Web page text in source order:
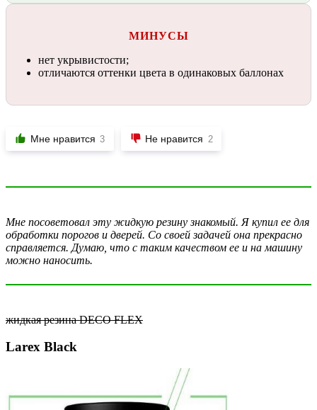
МИНУСЫ
нет укрывистости;
отличаются оттенки цвета в одинаковых баллонах
Мне нравится 3 Не нравится 2
Мне посоветовал эту жидкую резину знакомый. Я купил ее для
обработки порогов и дверей. Со своей задачей она прекрасно
справляется. Думаю, что с таким качеством ее и на машину
можно наносить.
жидкая резина DECO FLEX
Larex Black